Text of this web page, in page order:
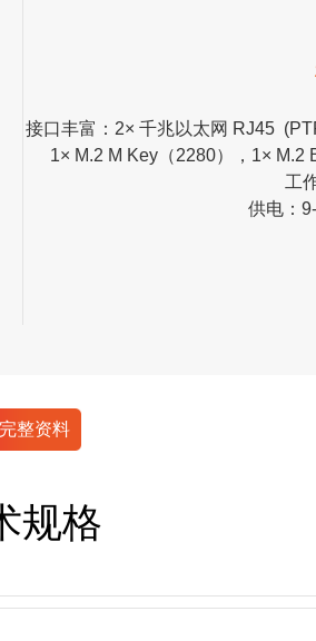
接口丰富：2× 千兆以太网 RJ45
1× M.2 M Key（2280），1× M.2
工
供电：
整资料
规格